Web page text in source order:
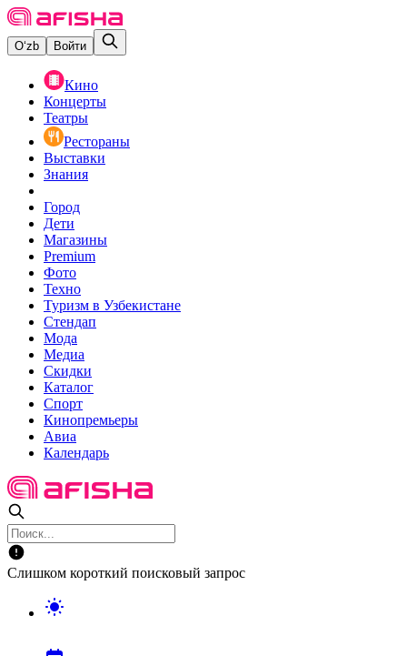
O‘zb Войти
Кино
Концерты
Театры
Рестораны
Выставки
Знания
Город
Дети
Магазины
Premium
Фото
Техно
Туризм в Узбекистане
Стендап
Мода
Медиа
Скидки
Каталог
Спорт
Кинопремьеры
Авиа
Календарь
Слишком короткий поисковый запрос